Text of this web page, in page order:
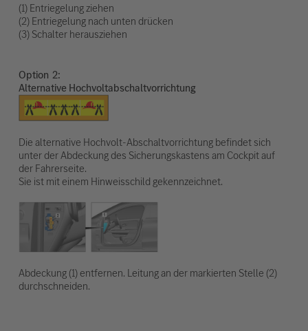
(1) Entriegelung ziehen
(2) Entriegelung nach unten drücken
(3) Schalter herausziehen
Option
Alternative Hochvoltabschaltvorrichtung
Die alternative Hochvolt-Abschaltvorrichtung befindet sich
unter der Abdeckung des Sicherungskastens am Cockpit auf
der Fahrerseite.
Sie ist mit einem Hinweisschild gekennzeichnet.
Abdeckung (1) entfernen. Leitung an der markierten Stelle (2)
durchschneiden.